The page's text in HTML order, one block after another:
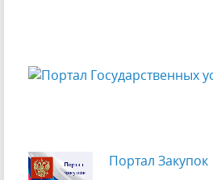
Портал Закупок